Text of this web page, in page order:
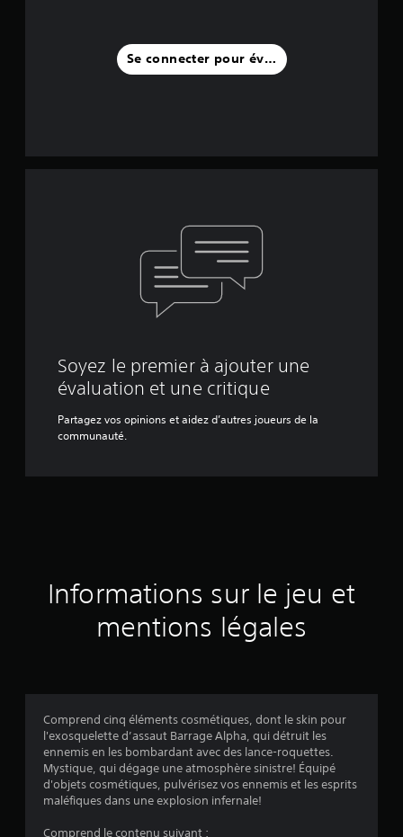
Se connecter pour évaluer
Soyez le premier à ajouter une
évaluation et une critique
Partagez vos opinions et aidez d’autres joueurs de la
communauté.
Informations sur le jeu et
mentions légales
Comprend cinq éléments cosmétiques, dont le skin pour
l'exosquelette d’assaut Barrage Alpha, qui détruit les
ennemis en les bombardant avec des lance-roquettes.
Mystique, qui dégage une atmosphère sinistre! Équipé
d'objets cosmétiques, pulvérisez vos ennemis et les esprits
maléfiques dans une explosion infernale!
Comprend le contenu suivant :